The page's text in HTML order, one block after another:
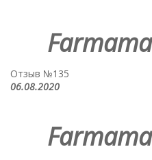
Отзыв №135
06.08.2020